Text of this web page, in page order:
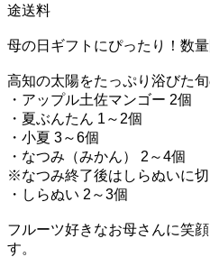
途送料
母の日ギフトにぴったり！数
高知の太陽をたっぷり浴びた旬
・アップル土佐マンゴー 2個
・夏ぶんたん 1～2個
・小夏 3～6個
・なつみ（みかん） 2～4個
※なつみ終了後はしらぬいに
・しらぬい 2～3個
フルーツ好きなお母さんに笑
す。